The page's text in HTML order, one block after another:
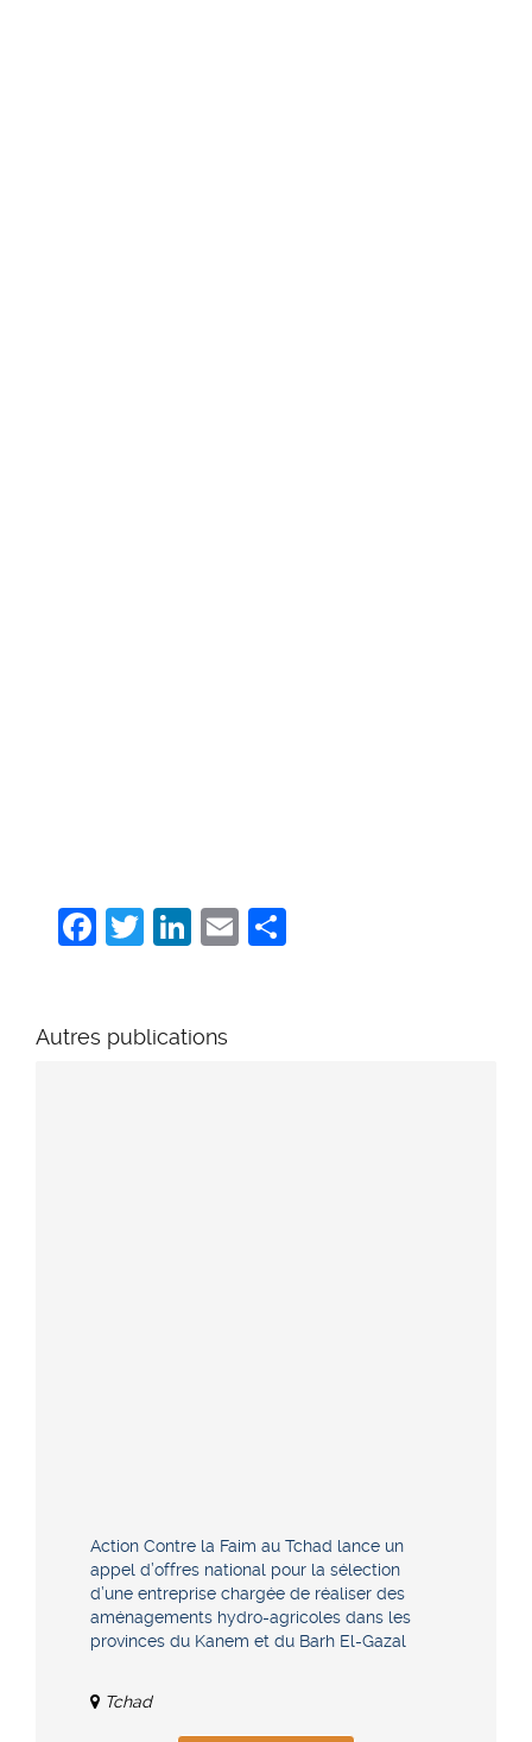
Facebook
Twitter
LinkedIn
Email
Autres publications
Action Contre la Faim au Tchad lance un
appel d’offres national pour la sélection
d’une entreprise chargée de réaliser des
aménagements hydro-agricoles dans les
provinces du Kanem et du Barh El-Gazal
Tchad